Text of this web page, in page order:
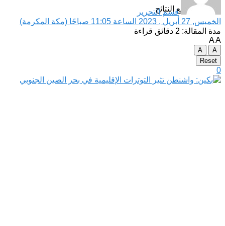
مشاهدة جميع النتائح
قسم التحرير
الخميس, 27 أبريل , 2023 الساعة 11:05 صباحًا (مكة المكرمة)
مدة المقالة: 2 دقائق قراءة
AA
A
A
Reset
0